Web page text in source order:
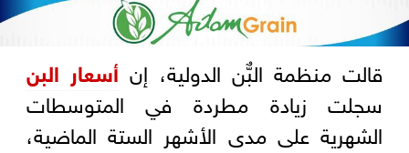
قالت منظمة البٌّن الدولية، إن أسعار البن
سجلت زيادة مطردة في المتوسطات
الشهرية على مدى الأشهر الستة الماضية،